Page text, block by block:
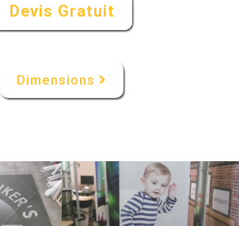
Devis Gratuit
Dimensions